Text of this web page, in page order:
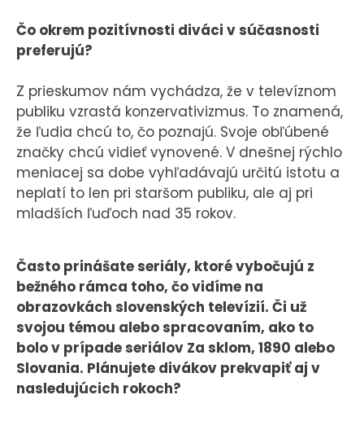
Čo okrem pozitívnosti diváci v súčasnosti
preferujú?
Z prieskumov nám vychádza, že v televíznom
publiku vzrastá konzervativizmus. To znamená,
že ľudia chcú to, čo poznajú. Svoje obľúbené
značky chcú vidieť vynovené. V dnešnej rýchlo
meniacej sa dobe vyhľadávajú určitú istotu a
neplatí to len pri staršom publiku, ale aj pri
mladších ľuďoch nad 35 rokov.
Často prinášate seriály, ktoré vybočujú z
bežného rámca toho, čo vidíme na
obrazovkách slovenských televízií. Či už
svojou témou alebo spracovaním, ako to
bolo v prípade seriálov Za sklom, 1890 alebo
Slovania. Plánujete divákov prekvapiť aj v
nasledujúcich rokoch?